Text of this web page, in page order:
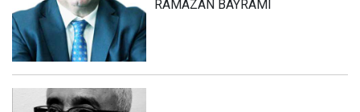
RAMAZAN BAYRAMI